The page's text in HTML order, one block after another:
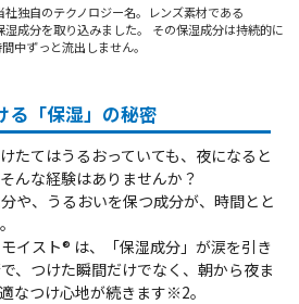
独自のテクノロジー名。レンズ素材である
成分を取り込みました。 その保湿成分は持続的に
中ずっと流出しません。
る「保湿」の秘密
たてはうるおっていても、夜になると
んな経験はありませんか？
や、うるおいを保つ成分が、時間とと
イスト® は、「保湿成分」が涙を引き
、つけた瞬間だけでなく、朝から夜ま
なつけ心地が続きます※2。